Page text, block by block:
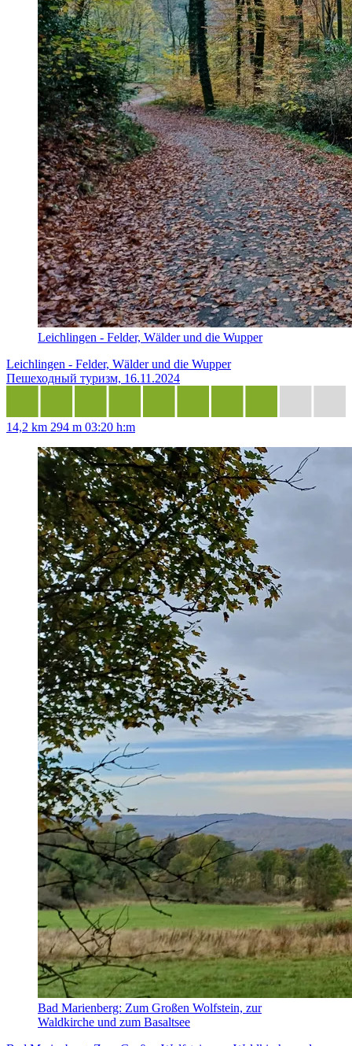
Leichlingen - Felder, Wälder und die Wupper
Leichlingen - Felder, Wälder und die Wupper
Пешеходный туризм, 16.11.2024
14,2 km 294 m 03:20 h:m
Bad Marienberg: Zum Großen Wolfstein, zur
Waldkirche und zum Basaltsee